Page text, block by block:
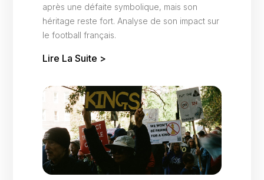
après une défaite symbolique, mais son
héritage reste fort. Analyse de son impact sur
le football français.
Lire La Suite >